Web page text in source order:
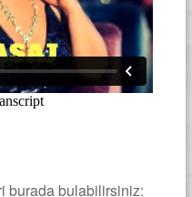
burada bulabilirsiniz: